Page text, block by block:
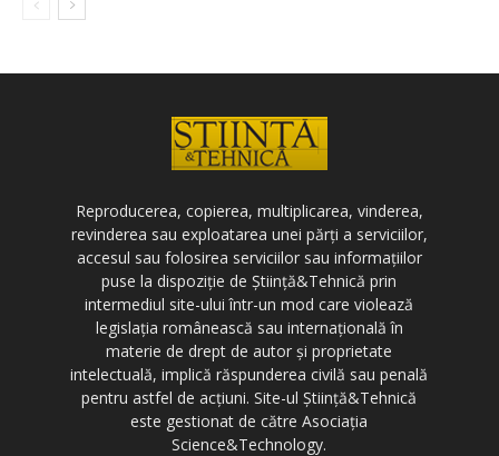
Reproducerea, copierea, multiplicarea, vinderea,
revinderea sau exploatarea unei părți a serviciilor,
accesul sau folosirea serviciilor sau informațiilor
puse la dispoziție de Știință&Tehnică prin
intermediul site-ului într-un mod care violează
legislația românească sau internațională în
materie de drept de autor și proprietate
intelectuală, implică răspunderea civilă sau penală
pentru astfel de acțiuni. Site-ul Știință&Tehnică
este gestionat de către Asociația
Science&Technology.